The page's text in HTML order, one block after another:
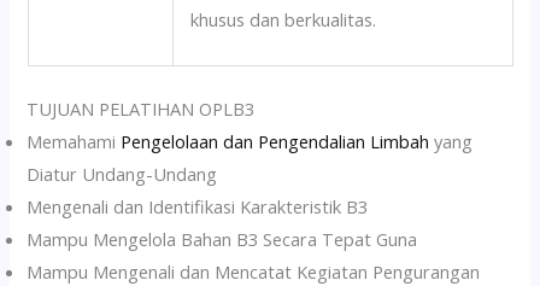
khusus dan berkualitas.
TUJUAN PELATIHAN OPLB3
Memahami Pengelolaan dan Pengendalian Limbah yang
Diatur Undang-Undang
Mengenali dan Identifikasi Karakteristik B3
Mampu Mengelola Bahan B3 Secara Tepat Guna
Mampu Mengenali dan Mencatat Kegiatan Pengurangan